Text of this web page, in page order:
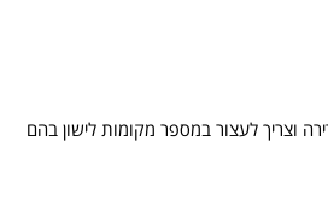
וצריך לעצור במספר מקומות לישון בהם